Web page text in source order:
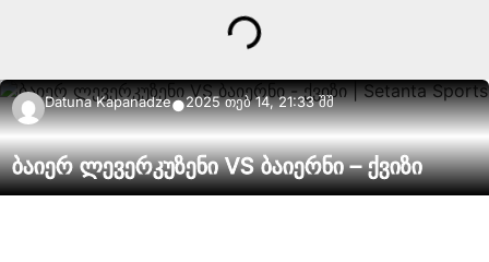
Datuna Kapanadze●2025 თებ 14, 21:33 შშ
ბაიერ ლევერკუზენი VS ბაიერნი – ქვიზი